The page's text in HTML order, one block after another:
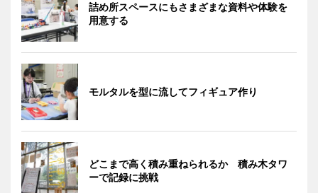
詰め所スペースにもさまざまな資料や体験を
用意する
モルタルを型に流してフィギュア作り
どこまで高く積み重ねられるか 積み木タワ
ーで記録に挑戦